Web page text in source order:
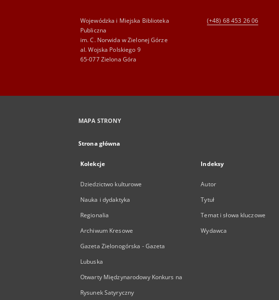
Wojewódzka i Miejska Biblioteka
Publiczna
im. C. Norwida w Zielonej Górze
al. Wojska Polskiego 9
65-077 Zielona Góra
(+48) 68 453 26 06
MAPA STRONY
Strona główna
Kolekcje
Dziedzictwo kulturowe
Nauka i dydaktyka
Regionalia
Archiwum Kresowe
Gazeta Zielonogórska - Gazeta
Lubuska
Otwarty Międzynarodowy Konkurs na
Rysunek Satyryczny
Indeksy
Autor
Tytuł
Temat i słowa kluczowe
Wydawca